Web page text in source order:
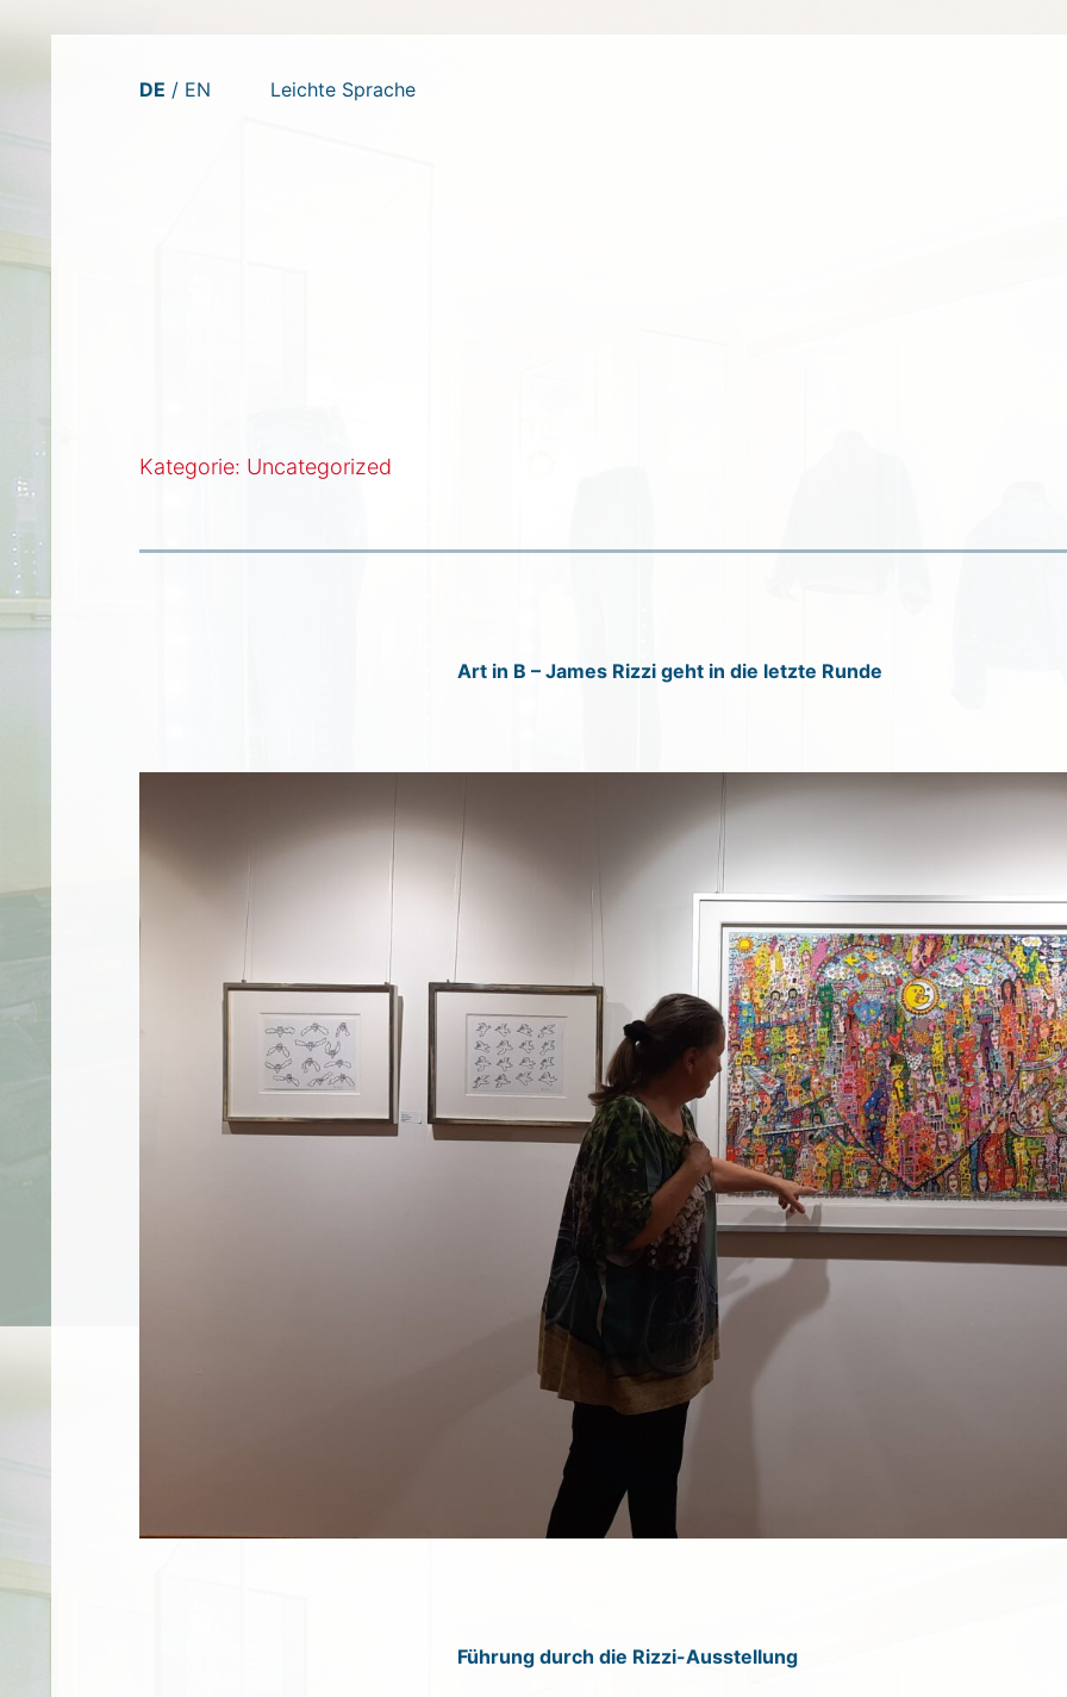
Zum
Inhalt
DE EN Leichte Sprache
Kategorie: Uncategorized
Art in B – James Rizzi geht in die letzte Runde
Führung durch die Rizzi-Ausstellung